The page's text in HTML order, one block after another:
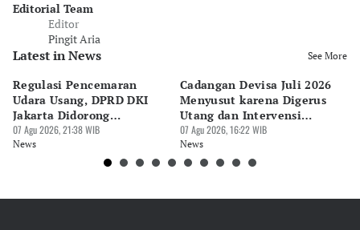
Editorial Team
Editor
Pingit Aria
Latest in News See More
Regulasi Pencemaran
Udara Usang, DPRD DKI
Jakarta Didorong
Prioritaskan Revisi Perda
07 Agu 2026, 21:38 WIB
News
Cadangan Devisa Juli 2026
Menyusut karena Digerus
Utang dan Intervensi
Rupiah
07 Agu 2026, 16:22 WIB
News